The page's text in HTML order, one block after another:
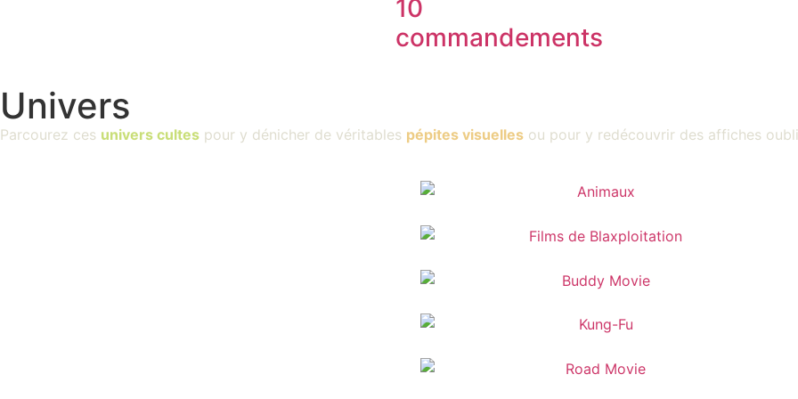
10
commandements
Univers
Parcourez ces univers cultes pour y dénicher de véritables pépites visuelles ou pour y redécouvrir des affiches